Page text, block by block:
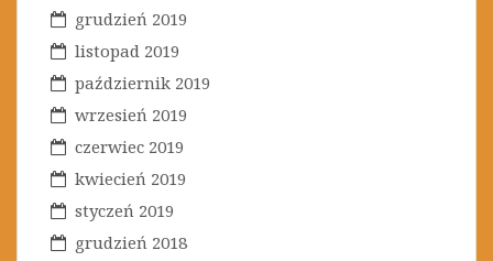
grudzień 2019
listopad 2019
październik 2019
wrzesień 2019
czerwiec 2019
kwiecień 2019
styczeń 2019
grudzień 2018